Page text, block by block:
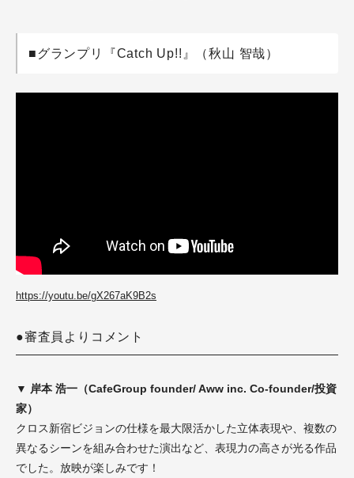
■グランプリ『Catch Up!!』（秋山 智哉）
https://youtu.be/gX267aK9B2s
●審査員よりコメント
▼ 岸本 浩一（CafeGroup founder/ Aww inc. Co-founder/投資
家）
クロス新宿ビジョンの仕様を最大限活かした立体表現や、複数の
異なるシーンを組み合わせた演出など、表現力の高さが光る作品
でした。放映が楽しみです！